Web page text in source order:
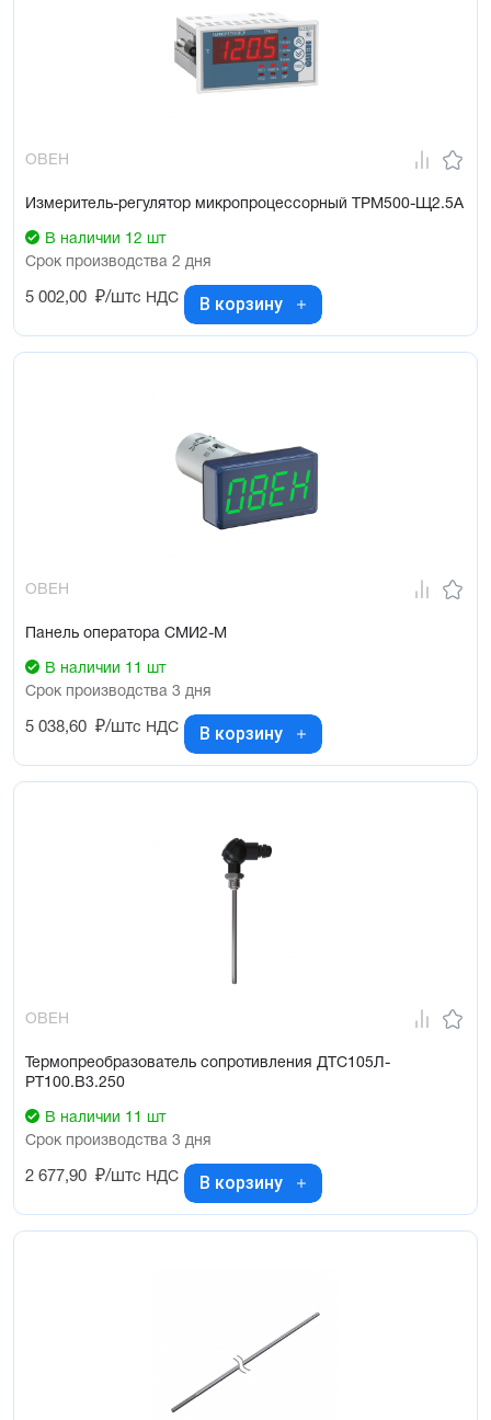
ОВЕН
Измеритель-регулятор микропроцессорный ТРМ500-Щ2.5А
В наличии 12 шт
Срок производства 2 дня
5 002,00 ₽/штс НДС В корзину
ОВЕН
Панель оператора СМИ2-М
В наличии 11 шт
Срок производства 3 дня
5 038,60 ₽/штс НДС В корзину
ОВЕН
Термопреобразователь сопротивления ДТС105Л-
РТ100.В3.250
В наличии 11 шт
Срок производства 3 дня
2 677,90 ₽/штс НДС В корзину